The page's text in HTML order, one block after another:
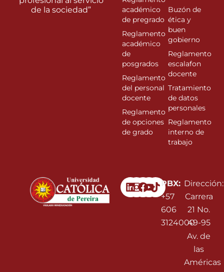
Linkedin
Instagram
Facebook
Youtube
PBX:
+57
606
3124000
Dirección:
Carrera
21 No.
49-95
Av. de
las
Américas
de la sociedad”
académico
de pregrado
Reglamento
académico
de
posgrados
Reglamento
del personal
docente
Reglamento
de opciones
de grado
Buzón de
ética y
buen
gobierno
Reglamento
escalafon
docente
Tratamiento
de datos
personales
Reglamento
interno de
trabajo